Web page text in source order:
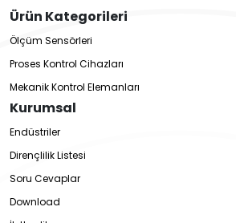
Ürün Kategorileri
Ölçüm Sensörleri
Proses Kontrol Cihazları
Mekanik Kontrol Elemanları
Kurumsal
Endüstriler
Dirençlilik Listesi
Soru Cevaplar
Download